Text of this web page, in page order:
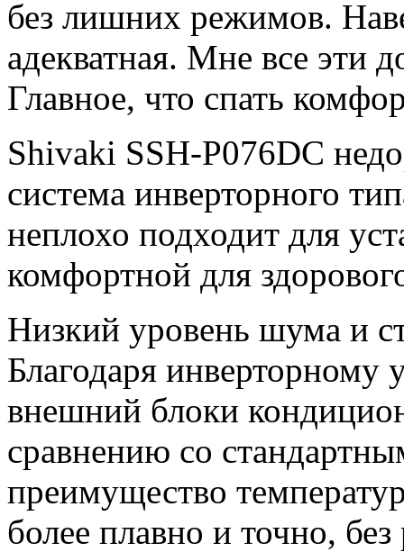
без лишних режимов.
адекватная. Мне все эти
Главное, что спать
Shivaki SSH-P076DC
система инверторного
неплохо подходит для
комфортной для
Низкий уровень шума и
Благодаря
внешний блоки
сравнению со
преимущество
более плавно и точно,